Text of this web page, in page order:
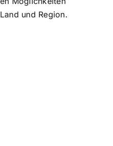
und Region.